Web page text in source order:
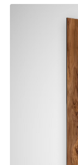
NOSOTROS
DOCUMENTACIÓN
MEDIO AMBIENTE